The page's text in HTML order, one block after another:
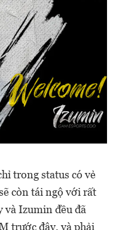
trong status có vẻ
còn tái ngộ với rất
và Izumin đều đã
trước đây, và phải